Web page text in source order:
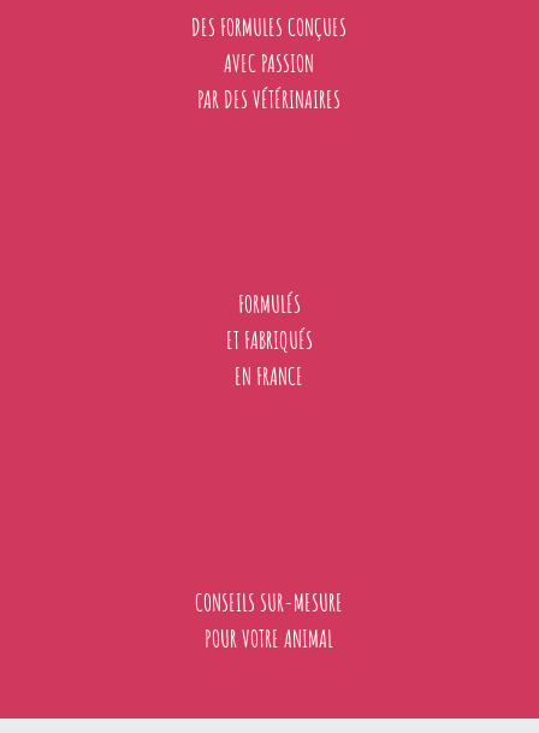
DES FORMULES CONÇUES
AVEC PASSION
PAR DES VÉTÉRINAIRES
FORMULÉS
ET FABRIQUÉS
EN FRANCE
CONSEILS SUR-MESURE
POUR VOTRE ANIMAL